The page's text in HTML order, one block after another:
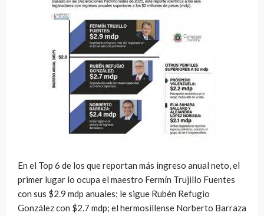
En el Top 6 de los que reportan más ingreso anual neto, el
primer lugar lo ocupa el maestro Fermín Trujillo Fuentes
con sus $2.9 mdp anuales; le sigue Rubén Refugio
González con $2.7 mdp; el hermosillense Norberto Barraza